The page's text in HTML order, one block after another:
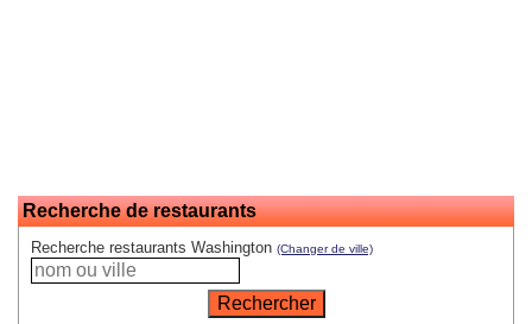
Recherche de restaurants
Recherche restaurants Washington (Changer de ville)